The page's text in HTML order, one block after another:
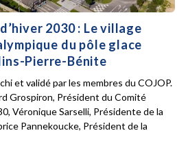
2030 : Le village
du pôle glace
Pierre-Bénite
et validé par les membres du COJOP.
Grospiron, Président du Comité
Véronique Sarselli, Présidente de la
Pannekoucke, Président de la